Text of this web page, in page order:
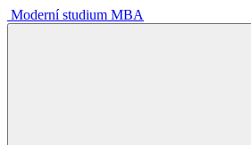
Moderní studium MBA